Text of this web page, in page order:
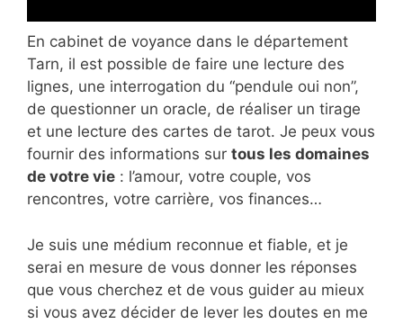
En cabinet de voyance dans le département
Tarn, il est possible de faire une lecture des
lignes, une interrogation du “pendule oui non”,
de questionner un oracle, de réaliser un tirage
et une lecture des cartes de tarot. Je peux vous
fournir des informations sur tous les domaines
de votre vie : l’amour, votre couple, vos
rencontres, votre carrière, vos finances…
Je suis une médium reconnue et fiable, et je
serai en mesure de vous donner les réponses
que vous cherchez et de vous guider au mieux
si vous avez décider de lever les doutes en me